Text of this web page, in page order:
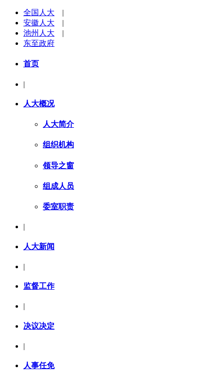
全国人大 |
安徽人大 |
池州人大 |
东至政府
首页
|
人大概况
人大简介
组织机构
领导之窗
组成人员
委室职责
|
人大新闻
|
监督工作
决议决定
|
人事任免